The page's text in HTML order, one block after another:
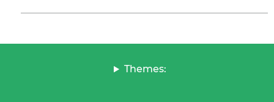
Themes: